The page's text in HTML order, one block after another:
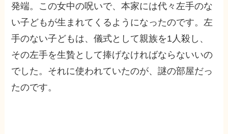
発端。この女中の呪いで、本家には代々左手のな
い子どもが生まれてくるようになったのです。左
手のない子どもは、儀式として親族を1人殺し、
その左手を生贄として捧げなければならないいの
でした。それに使われていたのが、謎の部屋だっ
たのです。